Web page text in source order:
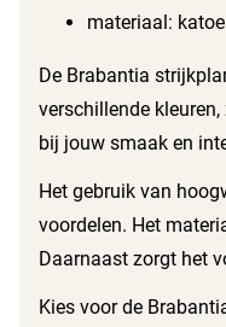
materiaal:
De Brabantia
verschillende
bij jouw smaak en
Het gebruik van
voordelen. Het
Daarnaast zorgt het
Kies voor de